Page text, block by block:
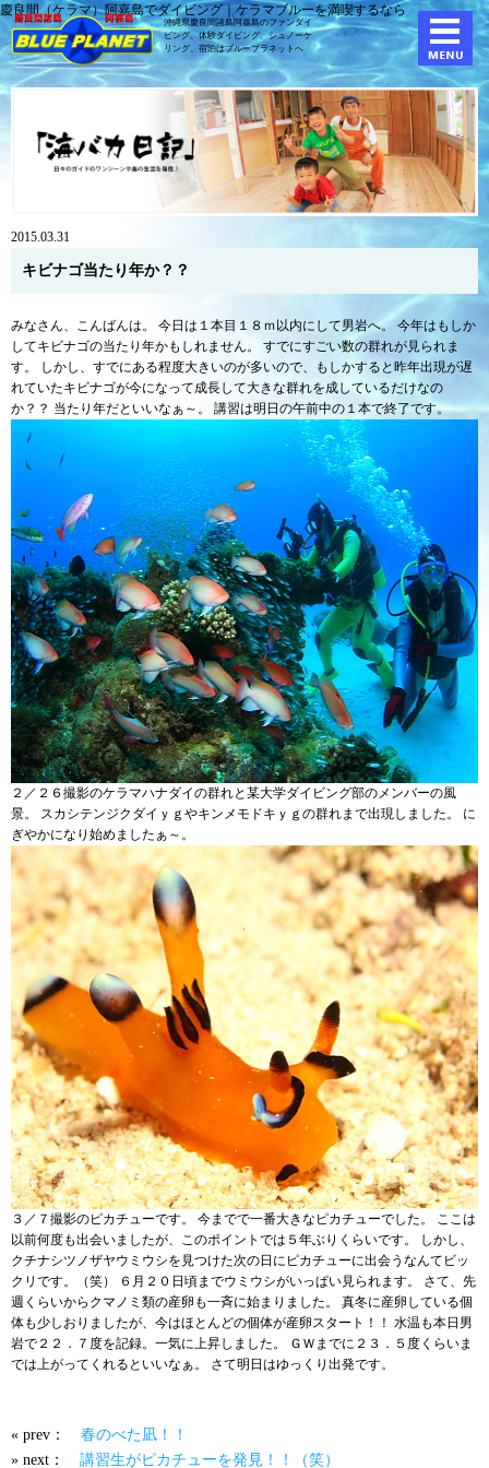
慶良間（ケラマ）阿嘉島でダイビング｜ケラマブルーを満喫するなら
沖縄県慶良間諸島阿嘉島のファンダイ
ビング、体験ダイビング、シュノーケ
リング、宿泊はブループラネットへ
2015.03.31
キビナゴ当たり年か？？
みなさん、こんばんは。 今日は１本目１８ｍ以内にして男岩へ。 今年はもしか
してキビナゴの当たり年かもしれません。 すでにすごい数の群れが見られま
す。 しかし、すでにある程度大きいのが多いので、もしかすると昨年出現が遅
れていたキビナゴが今になって成長して大きな群れを成しているだけなの
か？？ 当たり年だといいなぁ～。 講習は明日の午前中の１本で終了です。
２／２６撮影のケラマハナダイの群れと某大学ダイビング部のメンバーの風
景。 スカシテンジクダイｙｇやキンメモドキｙｇの群れまで出現しました。 に
ぎやかになり始めましたぁ～。
３／７撮影のピカチューです。 今までで一番大きなピカチューでした。 ここは
以前何度も出会いましたが、このポイントでは５年ぶりくらいです。 しかし、
クチナシツノザヤウミウシを見つけた次の日にピカチューに出会うなんてビッ
クリです。（笑） ６月２０日頃までウミウシがいっぱい見られます。 さて、先
週くらいからクマノミ類の産卵も一斉に始まりました。 真冬に産卵している個
体も少しおりましたが、今はほとんどの個体が産卵スタート！！ 水温も本日男
岩で２２．７度を記録。一気に上昇しました。 ＧＷまでに２３．５度くらいま
では上がってくれるといいなぁ。 さて明日はゆっくり出発です。
« prev： 春のべた凪！！
» next： 講習生がピカチューを発見！！（笑）